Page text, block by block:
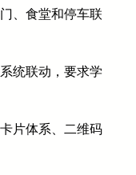
、食堂和停车联
统联动，要求学
片体系、二维码